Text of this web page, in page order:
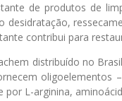
de produtos de
desidratação,
contribui para
distribuído no
por L-arginina,